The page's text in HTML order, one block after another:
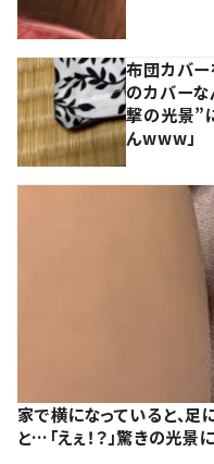
布団カバー
のカバーな
撃の光景”
んwww」
家で横になっていると、足
と…「えぇ！？」驚きの光景